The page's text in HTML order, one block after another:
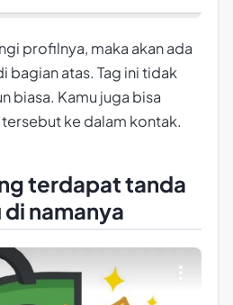
profilnya, maka akan ada
bagian atas. Tag ini tidak
biasa. Kamu juga bisa
ke dalam kontak.
terdapat tanda
namanya